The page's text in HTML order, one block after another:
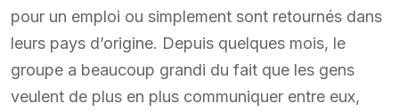
pour un emploi ou simplement sont retournés dans
leurs pays d’origine. Depuis quelques mois, le
groupe a beaucoup grandi du fait que les gens
veulent de plus en plus communiquer entre eux,